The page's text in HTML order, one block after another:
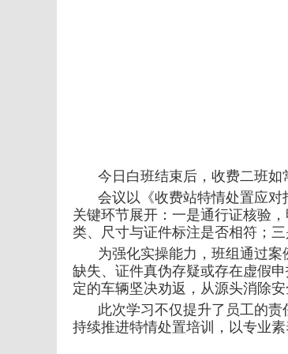
今日白班结束后，收费二班如
会议以《收费站特情处置应
关键环节展开：一是通行证核验
类、尺寸与证件标注是否相符；
为强化实操能力，班组通过
缺失、证件真伪存疑或存在虚假
定的车辆坚决劝返，从源头消除安
此次学习不仅提升了员工的
持续推进特情处置培训，以专业